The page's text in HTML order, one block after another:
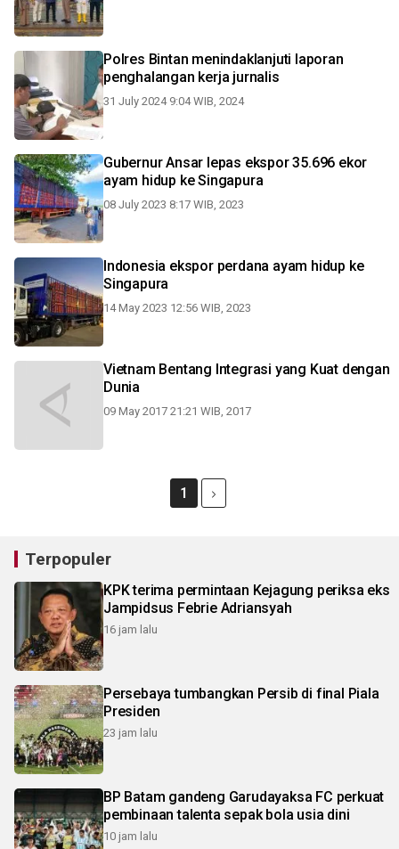
Polres Bintan menindaklanjuti laporan
penghalangan kerja jurnalis
31 July 2024 9:04 WIB, 2024
Gubernur Ansar lepas ekspor 35.696 ekor
ayam hidup ke Singapura
08 July 2023 8:17 WIB, 2023
Indonesia ekspor perdana ayam hidup ke
Singapura
14 May 2023 12:56 WIB, 2023
Vietnam Bentang Integrasi yang Kuat dengan
Dunia
09 May 2017 21:21 WIB, 2017
1
Terpopuler
KPK terima permintaan Kejagung periksa eks
Jampidsus Febrie Adriansyah
16 jam lalu
Persebaya tumbangkan Persib di final Piala
Presiden
23 jam lalu
BP Batam gandeng Garudayaksa FC perkuat
pembinaan talenta sepak bola usia dini
10 jam lalu